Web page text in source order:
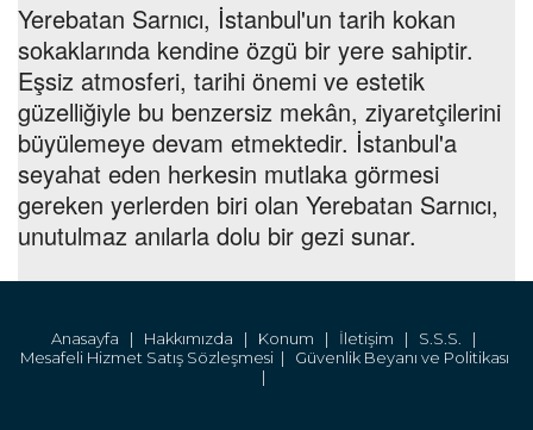
Yerebatan Sarnıcı, İstanbul'un tarih kokan
sokaklarında kendine özgü bir yere sahiptir.
Eşsiz atmosferi, tarihi önemi ve estetik
güzelliğiyle bu benzersiz mekân, ziyaretçilerini
büyülemeye devam etmektedir. İstanbul'a
seyahat eden herkesin mutlaka görmesi
gereken yerlerden biri olan Yerebatan Sarnıcı,
unutulmaz anılarla dolu bir gezi sunar.
Anasayfa | Hakkımızda | Konum | İletişim | S.S.S. |
Mesafeli Hizmet Satış Sözleşmesi | Güvenlik Beyanı ve Politikası
|